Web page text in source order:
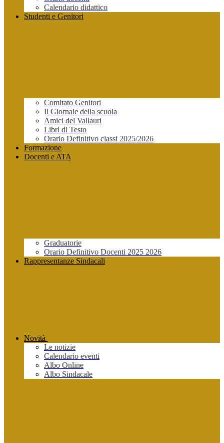
Calendario didattico
Studenti e Genitori
Comitato Genitori
Il Giornale della scuola
Amici del Vallauri
Libri di Testo
Orario Definitivo classi 2025/2026
Formazione
Docenti e ATA
Graduatorie
Orario Definitivo Docenti 2025 2026
Rappresentanze Sindacali
Novità
Le notizie
Calendario eventi
Albo Online
Albo Sindacale